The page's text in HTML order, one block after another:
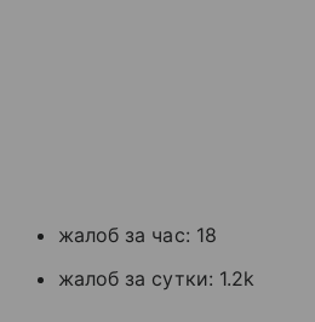
жалоб за час: 18
жалоб за сутки: 1.2k